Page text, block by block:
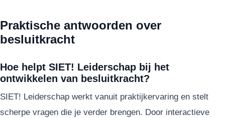
Praktische antwoorden over
besluitkracht
Hoe helpt SIET! Leiderschap bij het
ontwikkelen van besluitkracht?
SIET! Leiderschap werkt vanuit praktijkervaring en stelt
scherpe vragen die je verder brengen. Door interactieve